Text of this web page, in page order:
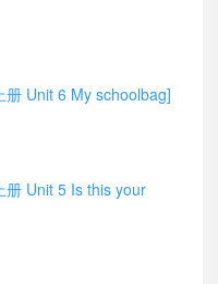
册 Unit 6 My schoolbag]
册 Unit 5 Is this your